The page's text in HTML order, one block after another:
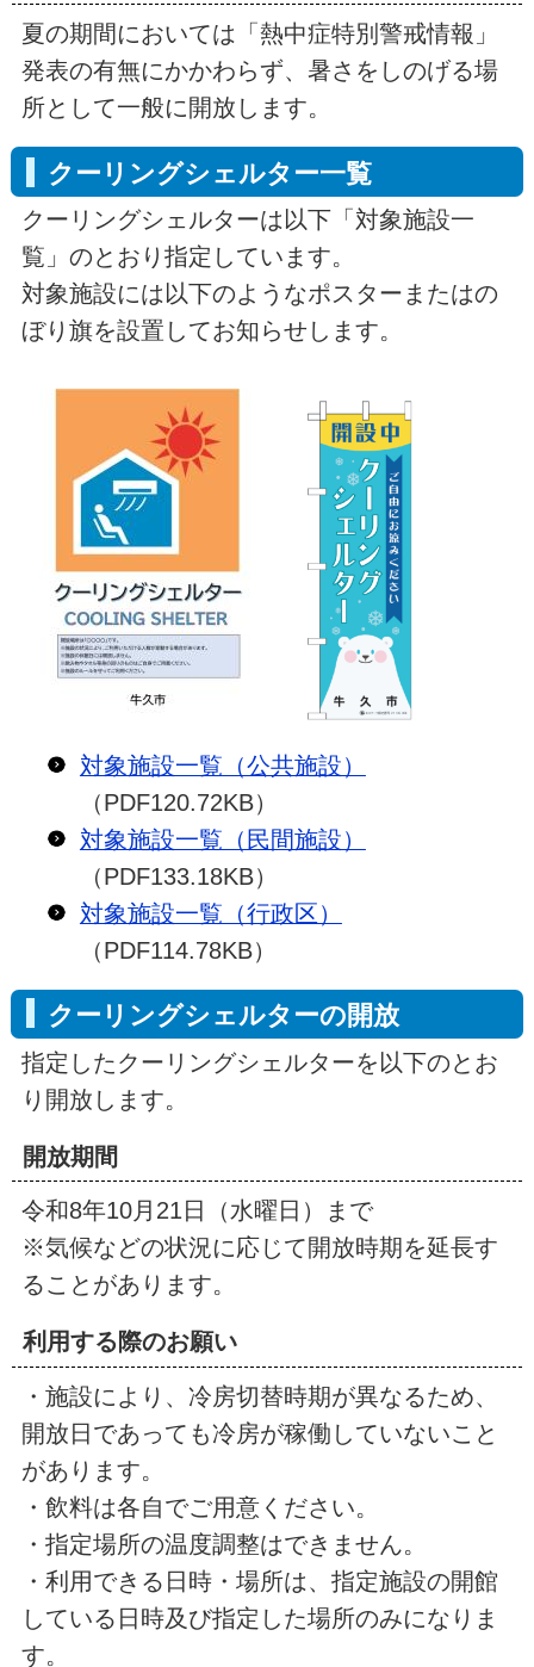
夏の期間においては「熱中症特別警戒情報」
発表の有無にかかわらず、暑さをしのげる場
所として一般に開放します。
クーリングシェルター一覧
クーリングシェルターは以下「対象施設一
覧」のとおり指定しています。
対象施設には以下のようなポスターまたはの
ぼり旗を設置してお知らせします。
対象施設一覧（公共施設）
（PDF120.72KB）
対象施設一覧（民間施設）
（PDF133.18KB）
対象施設一覧（行政区）
（PDF114.78KB）
クーリングシェルターの開放
指定したクーリングシェルターを以下のとお
り開放します。
開放期間
令和8年10月21日（水曜日）まで
※気候などの状況に応じて開放時期を延長す
ることがあります。
利用する際のお願い
・施設により、冷房切替時期が異なるため、
開放日であっても冷房が稼働していないこと
があります。
・飲料は各自でご用意ください。
・指定場所の温度調整はできません。
・利用できる日時・場所は、指定施設の開館
している日時及び指定した場所のみになりま
す。